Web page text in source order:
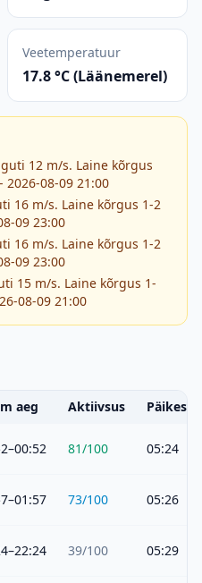
Veetemperatuur
17.8 °C (Läänemerel)
12 m/s. Laine kõrgus
2026-08-09 21:00
16 m/s. Laine kõrgus 1-2
09 23:00
16 m/s. Laine kõrgus 1-2
09 23:00
15 m/s. Laine kõrgus 1-
08-09 21:00
aeg Aktiivsus
81/100 05:24
73/100 05:26
39/100 05:29